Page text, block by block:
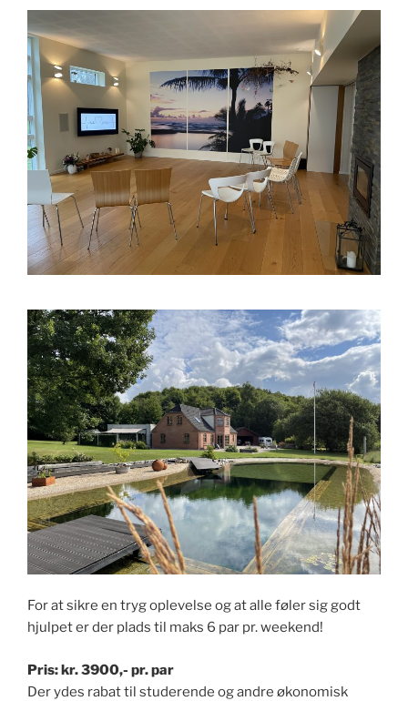
For at sikre en tryg oplevelse og at alle føler sig godt
hjulpet er der plads til maks 6 par pr. weekend!
Pris: kr. 3900,- pr. par
Der ydes rabat til studerende og andre økonomisk